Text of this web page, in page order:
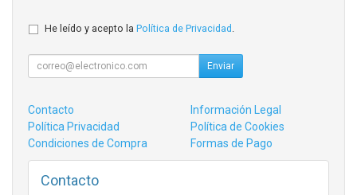
He leído y acepto la Política de Privacidad
Enviar
Contacto
Información Legal
Política Privacidad
Política de Cookies
Condiciones de Compra
Formas de Pago
Contacto